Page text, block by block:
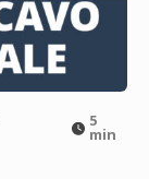
5
min